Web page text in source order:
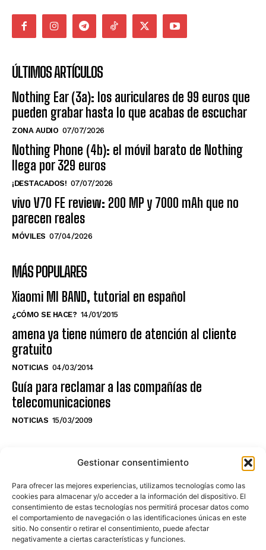
Gestionar consentimiento
Para ofrecer las mejores experiencias, utilizamos tecnologías como las
cookies para almacenar y/o acceder a la información del dispositivo. El
consentimiento de estas tecnologías nos permitirá procesar datos como
el comportamiento de navegación o las identificaciones únicas en este
sitio. No consentir o retirar el consentimiento, puede afectar
negativamente a ciertas características y funciones.
ÚLTIMOS ARTÍCULOS
Nothing Ear (3a): los auriculares de 99 euros que
pueden grabar hasta lo que acabas de escuchar
ZONA AUDIO 07/07/2026
Nothing Phone (4b): el móvil barato de Nothing
llega por 329 euros
¡DESTACADOS! 07/07/2026
vivo V70 FE review: 200 MP y 7000 mAh que no
parecen reales
MÓVILES 07/04/2026
MÁS POPULARES
Xiaomi MI BAND, tutorial en español
¿CÓMO SE HACE? 14/01/2015
amena ya tiene número de atención al cliente
gratuito
NOTICIAS 04/03/2014
Guía para reclamar a las compañías de
telecomunicaciones
NOTICIAS 15/03/2009
NO TE PIERDAS LO ÚLTIMO DEL CANAL
Haz clic en «Estoy de acuerdo» para
activar Youtube
POLÍTICA DE COOKIES